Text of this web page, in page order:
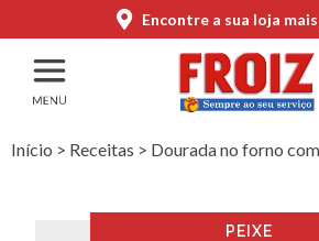
Encontre a sua loja
Início > Receitas > Dourada no forno
PEIXE